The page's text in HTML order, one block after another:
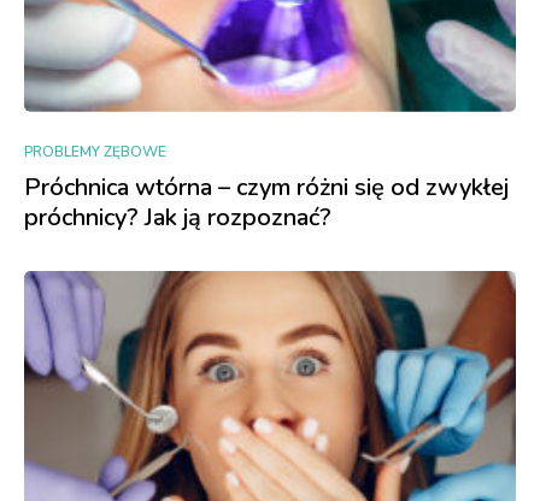
PROBLEMY ZĘBOWE
Próchnica wtórna – czym różni się od zwykłej
próchnicy? Jak ją rozpoznać?